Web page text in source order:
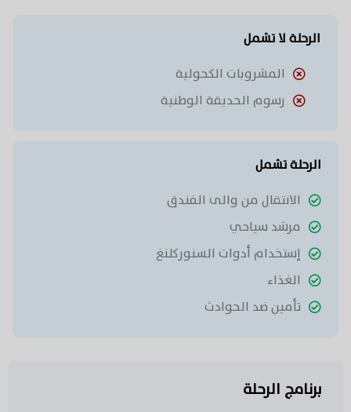
الرحلة تشمل
الانتقال من والى الفندق
مرشد سياحي
إستخدام أدوات السنوركلنغ
الغذاء
تأمين ضد الحوادث
الرحلة لا تشمل
المشروبات الكحولية
رسوم الحديقة الوطنية
برنامج الرحلة